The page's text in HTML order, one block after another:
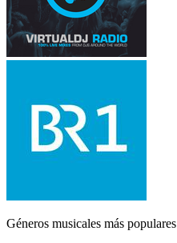
Géneros musicales más populares